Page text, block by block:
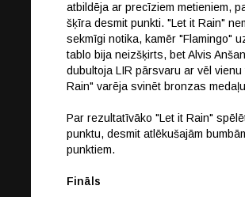
atbildēja ar precīziem metieniem,
šķīra desmit punkti. "Let it Rain"
sekmīgi notika, kamēr "Flamingo"
tablo bija neizšķirts, bet Alvis
dubultoja LIR pārsvaru ar vēl
Rain" varēja svinēt bronzas
Par rezultatīvāko "Let it Rain"
punktu, desmit atlēkušajām
punktiem.
Fināls